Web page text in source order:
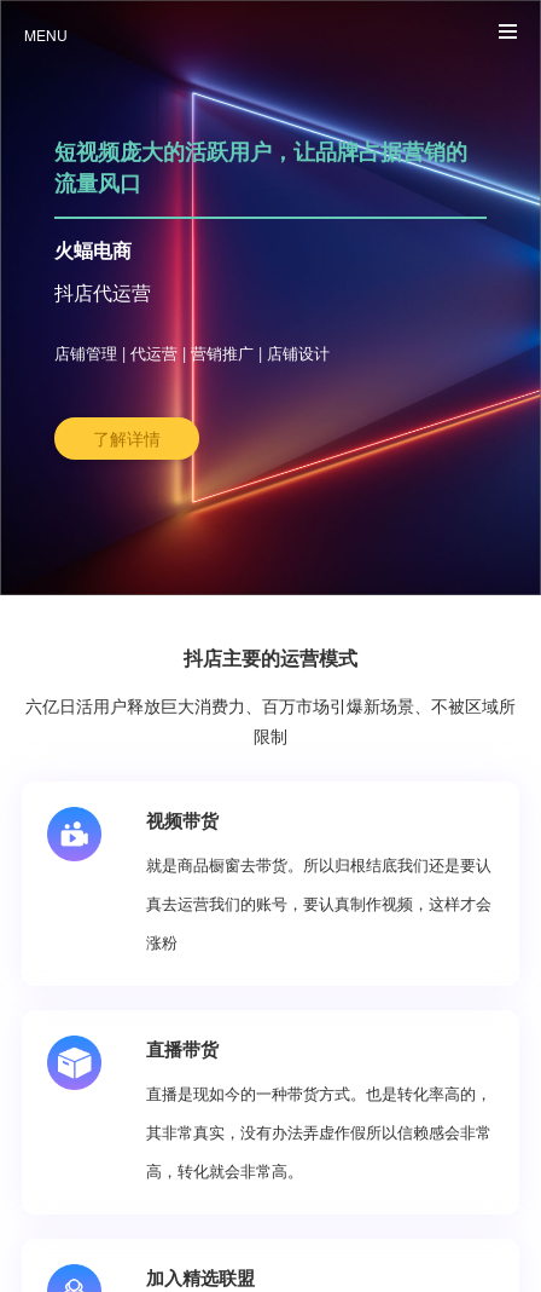
MENU
短视频庞大的活跃用户，让品牌占据营销的
流量风口
火蝠电商
抖店代运营
店铺管理 | 代运营 | 营销推广 | 店铺设计
了解详情
抖店主要的运营模式
六亿日活用户释放巨大消费力、百万市场引爆新场景、不被区域所
限制
视频带货
就是商品橱窗去带货。所以归根结底我们还是要认
真去运营我们的账号，要认真制作视频，这样才会
涨粉
直播带货
直播是现如今的一种带货方式。也是转化率高的，
其非常真实，没有办法弄虚作假所以信赖感会非常
高，转化就会非常高。
加入精选联盟